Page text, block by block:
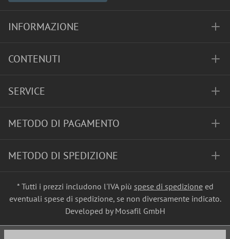
INFORMAZIONE
CONTENUTI
SERVICE
METODO DI PAGAMENTO
METODO DI SPEDIZIONE
* Tutti i prezzi includono l'IVA più spese di spedizioneed
eventuali spese di spedizione, se non diversamente indicato.
Developed by Mosafil GmbH